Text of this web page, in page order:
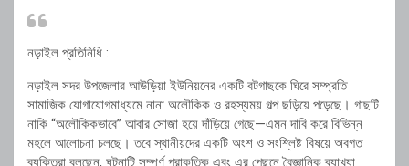
নড়াইল প্রতিনিধি :
নড়াইল সদর উপজেলার আউড়িয়া ইউনিয়নের একটি বটগাছকে ঘিরে সম্প্রতি
সামাজিক যোগাযোগমাধ্যমে নানা অলৌকিক ও রহস্যময় গল্প ছড়িয়ে পড়েছে। গাছটি
নাকি “অলৌকিকভাবে” আবার সোজা হয়ে দাঁড়িয়ে গেছে—এমন দাবি করে বিভিন্ন
মহলে আলোচনা চলছে। তবে স্থানীয়দের একটি অংশ ও সংশ্লিষ্ট বিষয়ে অবগত
ব্যক্তিরা বলছেন, ঘটনাটি সম্পূর্ণ প্রাকৃতিক এবং এর পেছনে বৈজ্ঞানিক ব্যাখ্যা